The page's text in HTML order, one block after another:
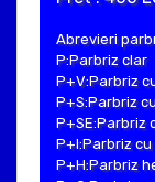
Abrevieri
P:Parbriz clar
P+V:Parbriz
P+S:Parbriz
P+SE:Parbriz
P+I:Parbriz
P+H:Parbriz